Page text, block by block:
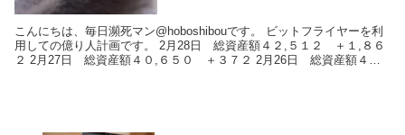
こんにちは、毎日瀕死マン@hoboshibouです。 ビットフライヤーを利
用しての億り人計画です。 2月28日 総資産額４２,５１２ ＋１,８６
２ 2月27日 総資産額４０,６５０ ＋３７２ 2月26日 総資産額４０,